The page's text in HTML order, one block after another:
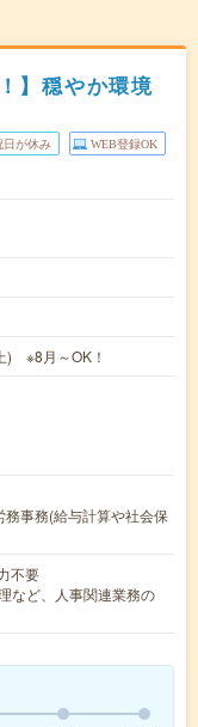
】穏やか環境
日が休み WEB登録OK
) ※8月～OK！
務事務(給与計算や社会保
不要
など、人事関連業務の